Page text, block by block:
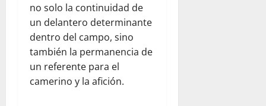
no solo la continuidad de
un delantero determinante
dentro del campo, sino
también la permanencia de
un referente para el
camerino y la afición.